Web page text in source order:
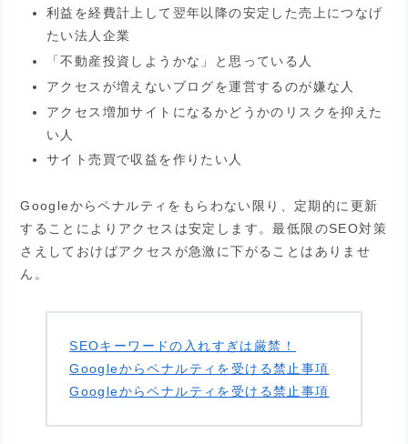
利益を経費計上して翌年以降の安定した売上につなげ
たい法人企業
「不動産投資しようかな」と思っている人
アクセスが増えないブログを運営するのが嫌な人
アクセス増加サイトになるかどうかのリスクを抑えた
い人
サイト売買で収益を作りたい人
Googleからペナルティをもらわない限り、定期的に更新
することによりアクセスは安定します。最低限のSEO対策
さえしておけばアクセスが急激に下がることはありませ
ん。
SEOキーワードの入れすぎは厳禁！
Googleからペナルティを受ける禁止事項
Googleからペナルティを受ける禁止事項